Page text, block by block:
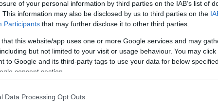
of your personal information by third parties on the IAB’s list of
This information may also be disclosed by us to third parties on the
Participants that may further disclose it to other third parties.
that this website/app uses one or more Google services and may
but not limited to your visit or usage behaviour. You may
to Google and its third-party tags to use your data for below
consent section.
Data Processing Opt Outs
το ΕΘΝΟΣ στη Google
αξιωματούχων
που βρίσκονται πολύ
να «ανταλλάσουν βολές» εν
ερήμην τουΡώσου προέδρου.
Wagner, χθες Τρίτη κατηγόρησε